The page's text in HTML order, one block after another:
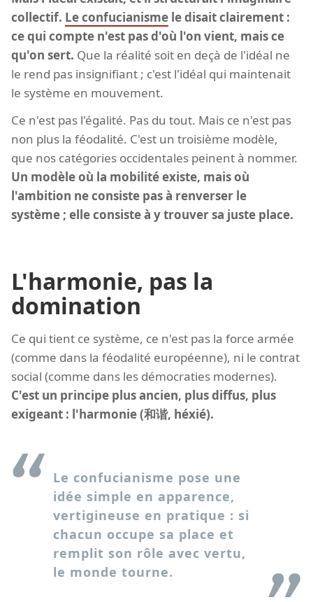
collectif. Le confucianisme le disait clairement :
ce qui compte n'est pas d'où l'on vient, mais ce
qu'on sert. Que la réalité soit en deçà de l'idéal ne
le rend pas insignifiant ; c'est l'idéal qui maintenait
le système en mouvement.
Ce n'est pas l'égalité. Pas du tout. Mais ce n'est pas
non plus la féodalité. C'est un troisième modèle,
que nos catégories occidentales peinent à nommer.
Un modèle où la mobilité existe, mais où
l'ambition ne consiste pas à renverser le
système ; elle consiste à y trouver sa juste place.
L'harmonie, pas la
domination
Ce qui tient ce système, ce n'est pas la force armée
(comme dans la féodalité européenne), ni le contrat
social (comme dans les démocraties modernes).
C'est un principe plus ancien, plus diffus, plus
exigeant : l'harmonie (和谐, héxié).
Le confucianisme pose une
idée simple en apparence,
vertigineuse en pratique : si
chacun occupe sa place et
remplit son rôle avec vertu,
le monde tourne.